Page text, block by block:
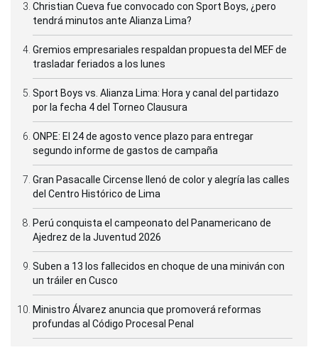
Christian Cueva fue convocado con Sport Boys, ¿pero
tendrá minutos ante Alianza Lima?
Gremios empresariales respaldan propuesta del MEF de
trasladar feriados a los lunes
Sport Boys vs. Alianza Lima: Hora y canal del partidazo
por la fecha 4 del Torneo Clausura
ONPE: El 24 de agosto vence plazo para entregar
segundo informe de gastos de campaña
Gran Pasacalle Circense llenó de color y alegría las calles
del Centro Histórico de Lima
Perú conquista el campeonato del Panamericano de
Ajedrez de la Juventud 2026
Suben a 13 los fallecidos en choque de una miniván con
un tráiler en Cusco
Ministro Álvarez anuncia que promoverá reformas
profundas al Código Procesal Penal